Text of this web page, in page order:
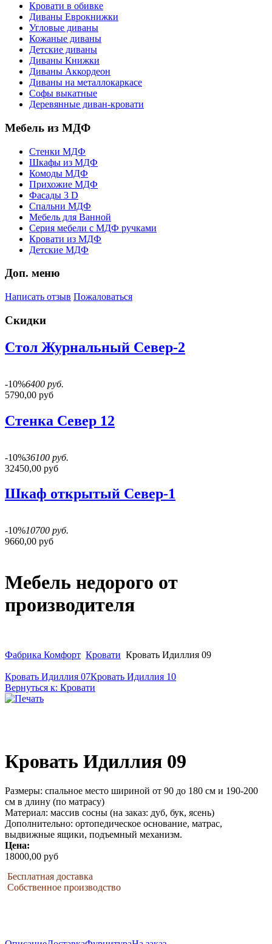
Кровати в обивке
Диваны Еврокнижки
Угловые диваны
Кожаные диваны
Детские диваны
Диваны Книжки
Диваны Аккордеон
Диваны на металлокаркасе
Софы выкатные
Деревянные диван-кровати
Мебель из МДФ
Стенки МДФ
Шкафы из МДФ
Комоды МДФ
Прихожие МДФ
Фасады 3 D
Спальни МДФ
Мебель для Ванной
Серия мебели с МДФ ручками
Кровати из МДФ
Детские МДФ
Доп. меню
Написать отзыв Пожаловаться
Скидки
Стол Журнальный Север-2
-10%6400 руб.
5790,00 руб
Стенка Север 12
-10%36100 руб.
32450,00 руб
Шкаф открытый Север-1
-10%10700 руб.
9660,00 руб
Мебель недорого от
производителя
Фабрика Комфорт Кровати Кровать Идиллия 09
Кровать Идиллия 07Кровать Идиллия 10
Вернуться к: Кровати
Кровать Идиллия 09
Размеры: спальное место шириной от 90 до 180 см и 190-200
см в длину (по матрасу)
Материал: массив сосны (на заказ: дуб, бук, ясень)
Дополнительно: ортопедическое основание, матрас,
выдвижные ящики, подъемный механизм.
Цена:
18000,00 руб
Бесплатная доставка
Собственное производство